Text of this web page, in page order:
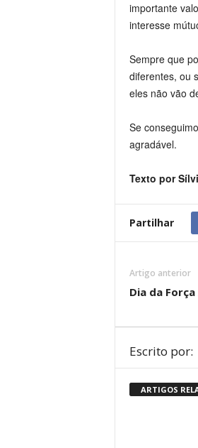
importante
interesse
Sempre que
diferentes, ou
eles não vão
Se
agradável.
Texto por
Partilhar
Artigo anterior
Dia da
Escrito por:
ARTIGOS